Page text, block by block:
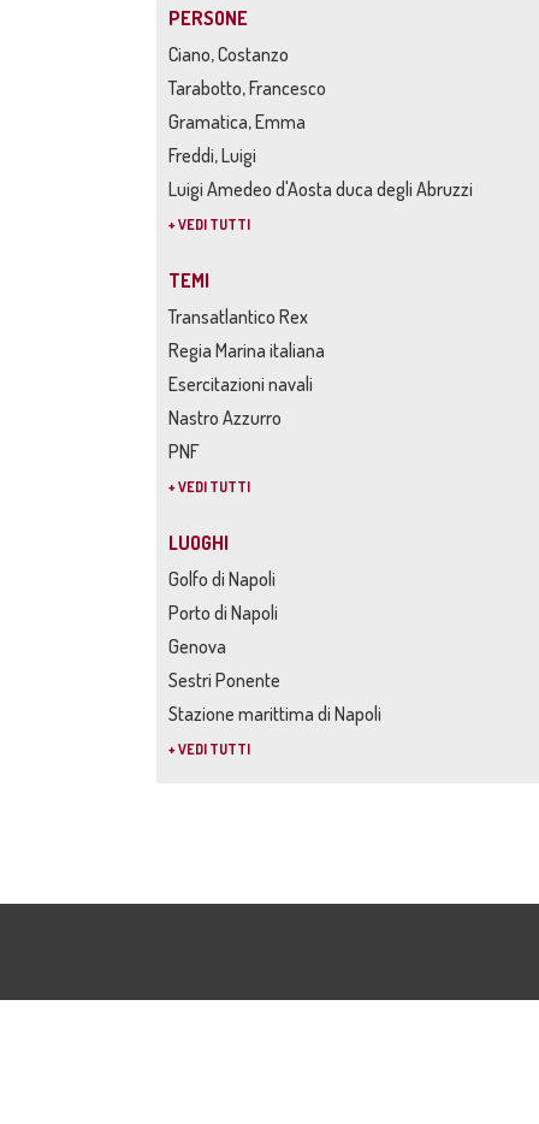
PERSONE
Ciano, Costanzo
Tarabotto, Francesco
Gramatica, Emma
Freddi, Luigi
Luigi Amedeo d'Aosta duca degli Abruzzi
+ VEDI TUTTI
TEMI
Transatlantico Rex
Regia Marina italiana
Esercitazioni navali
Nastro Azzurro
PNF
+ VEDI TUTTI
LUOGHI
Golfo di Napoli
Porto di Napoli
Genova
Sestri Ponente
Stazione marittima di Napoli
+ VEDI TUTTI